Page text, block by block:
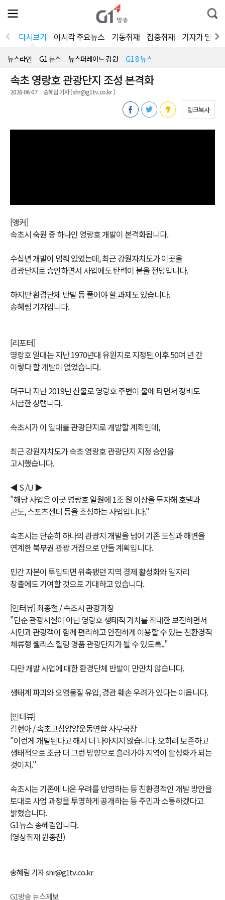
전
체
뉴
열
통
합
색
다시보기 이시각 주요뉴스 기동취재 집중취재 기자가 달려
뉴스라인 G1 뉴스 뉴스퍼레이드 강원 G1 8 뉴스
속초 영랑호 관광단지 조성 본격화
2026-06-07 송혜림 기자 [ shr@g1tv.co.kr ]
링크복사
[앵커]
속초시 숙원 중 하나인 영랑호 개발이 본격화됩니다.
수십년 개발이 멈춰 있었는데, 최근 강원자치도가 이곳을
관광단지로 승인하면서 사업에도 탄력이 붙을 전망입니다.
하지만 환경단체 반발 등 풀어야 할 과제도 있습니다.
송혜림 기자입니다.
[리포터]
영랑호 일대는 지난 1970년대 유원지로 지정된 이후 50여 년 간
이렇다 할 개발이 없었습니다.
더구나 지난 2019년 산불로 영랑호 주변이 불에 타면서 정비도
시급한 상탭니다.
속초시가 이 일대를 관광단지로 개발할 계획인데,
최근 강원자치도가 속초 영랑호 관광단지 지정 승인을
고시했습니다.
◀ S /U ▶
"해당 사업은 이곳 영랑호 일원에 1조 원 이상을 투자해 호텔과
콘도, 스포츠센터 등을 조성하는 사업입니다."
속초시는 단순히 하나의 관광지 개발을 넘어 기존 도심과 해변을
연계한 북부권 관광 거점으로 만들 계획입니다.
민간 자본이 투입되면 위축됐던 지역 경제 활성화와 일자리
창출에도 기여할 것으로 기대하고 있습니다.
[인터뷰] 최종철 / 속초시 관광과장
"단순 관광시설이 아닌 영랑호 생태적 가치를 최대한 보전하면서
시민과 관광객이 함께 편리하고 안전하게 이용할 수 있는 친환경적
체류형 웰리스 힐링 명품 관광단지가 될 수 있도록.."
다만 개발 사업에 대한 환경단체 반발이 만만치 않습니다.
생태계 파괴와 오염물질 유입, 경관 훼손 우려가 있다는 이윱니다.
[인터뷰]
김현아 / 속초고성양양운동연합 사무국장
"이런게 개발된다고 해서 더 나아지지 않습니다. 오히려 보존하고
생태적으로 조금 더 그런 방향으로 흘러가야 지역이 활성화가 되는
것이지."
속초시는 기존에 나온 우려를 반영하는 등 친환경적인 개발 방안을
토대로 사업 과정을 투명하게 공개하는 등 주민과 소통하겠다고
밝혔습니다.
G1뉴스 송혜림입니다.
(영상취재 원종찬)
송혜림 기자 shr@g1tv.co.kr
G1방송 뉴스제보